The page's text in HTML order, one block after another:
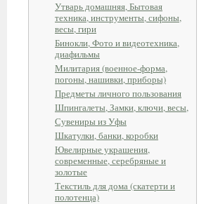
Утварь домашняя, Бытовая
техника, инструменты, сифоны,
весы, гири
Бинокли, Фото и видеотехника,
диафильмы
Милитария (военное-форма,
погоны, нашивки, приборы)
Предметы личного пользования
Шпингалеты, Замки, ключи, весы,
Сувениры из Уфы
Шкатулки, банки, коробки
Ювелирные украшения,
современные, серебряные и
золотые
Текстиль для дома (скатерти и
полотенца)